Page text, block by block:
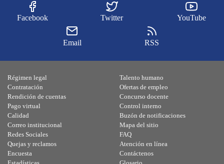
Facebook Twitter YouTube
Email RSS
Régimen legal
Contratación
Rendición de cuentas
Pago virtual
Calidad
Talento humano
Ofertas de empleo
Concurso docente
Control interno
Buzón de notificaciones
Correo institucional
Redes Sociales
Quejas y reclamos
Encuesta
Mapa del sitio
FAQ
Atención en línea
Contáctenos